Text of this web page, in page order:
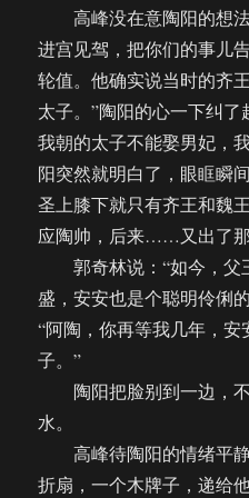
高峰没在意陶阳的想法
进宫见驾，把你们的事儿
轮值。他确实说当时的齐
太子。”陶阳的心一下纠
我朝的太子不能娶男妃，
阳突然就明白了，眼眶瞬
圣上膝下就只有齐王和魏
应陶帅，后来……又出了
郭奇林说：“如今，父
盛，安安也是个聪明伶俐
“阿陶，你再等我几年，
子。”
陶阳把脸别到一边，不
水。
高峰待陶阳的情绪平静
折扇，一个木牌子，递给